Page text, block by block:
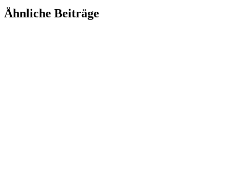
Ähnliche Beiträge